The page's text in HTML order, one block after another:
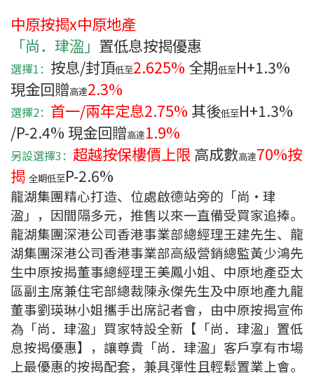
印花稅計算
免費物業估價
下載中心
按揭全面睇
新聞/研究
公司動態
按市新聞
統計數據庫
按揭快趣智識
按揭智庫
樓按專欄
中原按揭x中原地產
「尚．珒溋」 置低息按揭優惠
選擇1： 按息/封頂低至2.625% 全期低至H+1.3%
現金回贈高達2.3%
選擇2： 首一/兩年定息2.75% 其後低至H+1.3%
/P-2.4% 現金回贈高達1.9%
另設選擇3： 超越按保樓價上限 高成數高達70%按
揭 全期低至P-2.6%
龍湖集團精心打造、位處啟德站旁的「尚‧珒
溋」，因間隔多元，推售以來一直備受買家追捧。
龍湖集團深港公司香港事業部總經理王建先生、龍
湖集團深港公司香港事業部高級營銷總監黃少鴻先
生中原按揭董事總經理王美鳳小姐、中原地產亞太
區副主席兼住宅部總裁陳永傑先生及中原地產九龍
董事劉瑛琳小姐攜手出席記者會，由中原按揭宣佈
為「尚．珒溋」買家特設全新【「尚．珒溋」置低
息按揭優惠】，讓尊貴「尚．珒溋」客戶享有市場
上最優惠的按揭配套，兼具彈性且輕鬆置業上會。